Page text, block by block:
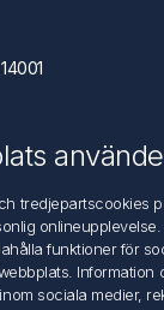
tredjepartscookies
funktioner för
Information
sociala medier,